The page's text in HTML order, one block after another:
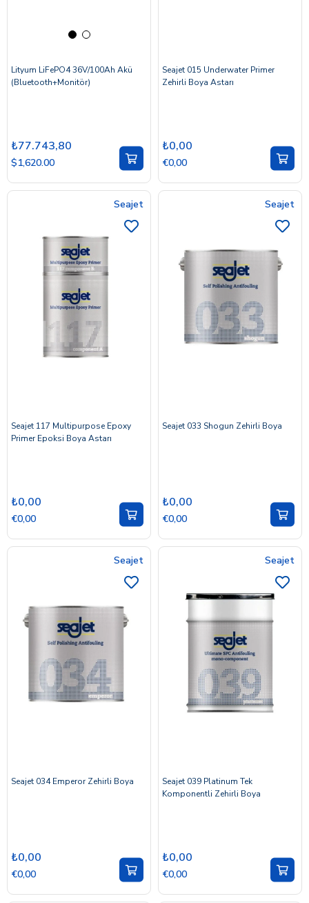
Lityum LiFePO4 36V/100Ah Akü
(Bluetooth+Monitör)
₺77.743,80
$1,620.00
Seajet 015 Underwater Primer
Zehirli Boya Astarı
₺0,00
€0,00
Seajet
Seajet 117 Multipurpose Epoxy
Primer Epoksi Boya Astarı
₺0,00
€0,00
Seajet
Seajet 033 Shogun Zehirli Boya
₺0,00
€0,00
Seajet
Seajet 034 Emperor Zehirli Boya
₺0,00
€0,00
Seajet
Seajet 039 Platinum Tek
Komponentli Zehirli Boya
₺0,00
€0,00